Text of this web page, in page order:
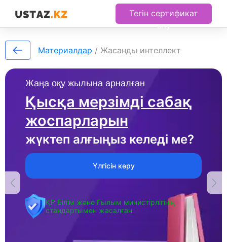
Тегін сертификат
алу
Жаңа оқу жылына арналған
Қысқа мерзімді сабақ
жоспарларын
жүктеп алғыңыз келеді ме?
Үлгісін көру
ҚР Білім және Ғылым министірлігінің
стандартымен жасалған
Материалдар / Жасанды интеллект